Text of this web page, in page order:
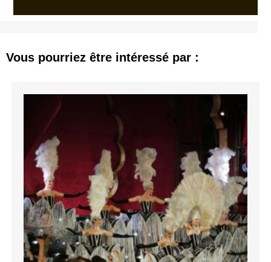
Vous pourriez être intéressé par :